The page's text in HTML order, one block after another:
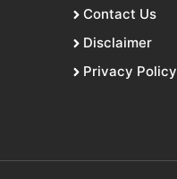
Contact Us
Disclaimer
Privacy Policy